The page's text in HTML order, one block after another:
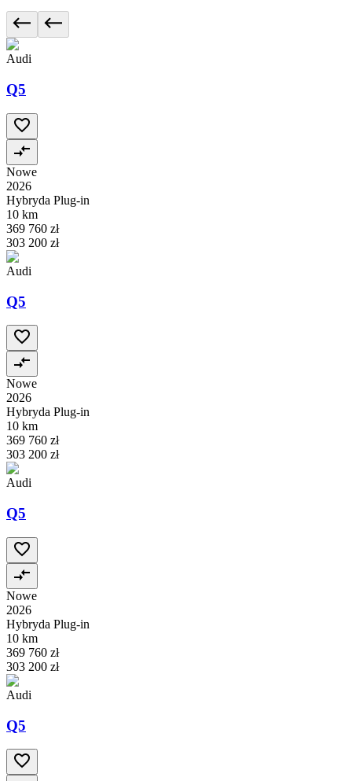
Audi
Q5
Nowe
2026
Hybryda Plug-in
10 km
369 760 zł
303 200 zł
Audi
Q5
Nowe
2026
Hybryda Plug-in
10 km
369 760 zł
303 200 zł
Audi
Q5
Nowe
2026
Hybryda Plug-in
10 km
369 760 zł
303 200 zł
Audi
Q5